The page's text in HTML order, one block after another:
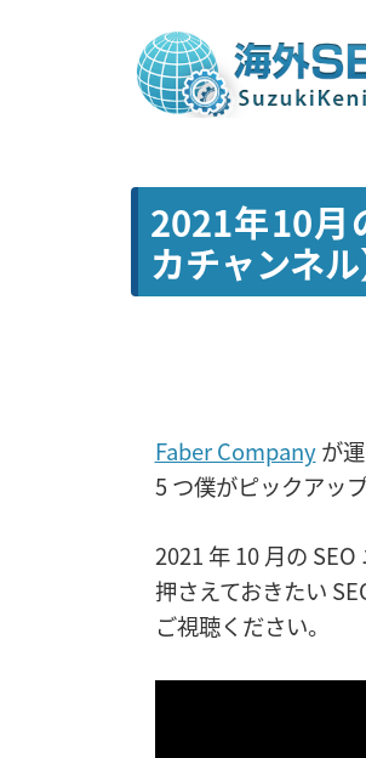
2021年10月
カチャンネル
Faber Companyが
5 つ僕がピックアッ
2021 年 10 月の SEO
押さえておきたい
ご視聴ください。